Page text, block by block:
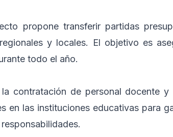
propone transferir partidas
y locales. El objetivo es
todo el año.
la contratación de personal docente
en las instituciones educativas para